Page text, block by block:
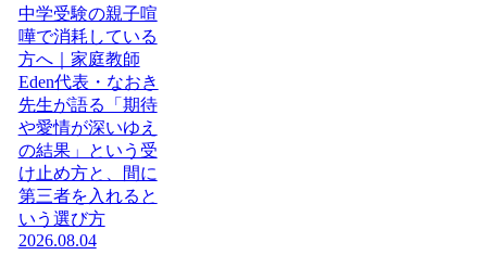
中学受験の親子喧
嘩で消耗している
方へ｜家庭教師
Eden代表・なおき
先生が語る「期待
や愛情が深いゆえ
の結果」という受
け止め方と、間に
第三者を入れると
いう選び方
2026.08.04